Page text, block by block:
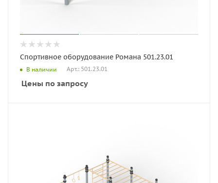
Спортивное оборудование Романа 501.23.01
В наличии Арт.: 501.23.01
Цены по запросу